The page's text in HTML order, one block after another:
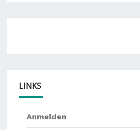
LINKS
Anmelden